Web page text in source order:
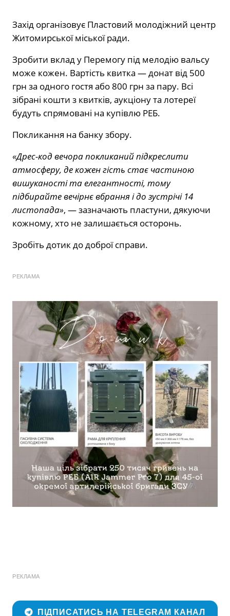
Захід організовує Пластовий молодіжний центр
Житомирської міської ради.
Зробити вклад у Перемогу під мелодію вальсу
може кожен. Вартість квитка — донат від 500
грн за одного гостя або 800 грн за пару. Всі
зібрані кошти з квитків, аукціону та лотереї
будуть спрямовані на купівлю РЕБ.
Покликання на банку збору.
«Дрес-код вечора покликаний підкреслити
атмосферу, де кожен гість стає частиною
вишуканості та елегантності, тому
підбирайте вечірнє вбрання і до зустрічі 14
листопада», — зазначають пластуни, дякуючи
кожному, хто не залишається осторонь.
Зробіть дотик до доброї справи.
РЕКЛАМА
РЕКЛАМА
ПІДПИСАТИСЬ НА TELEGRAM КАНАЛ